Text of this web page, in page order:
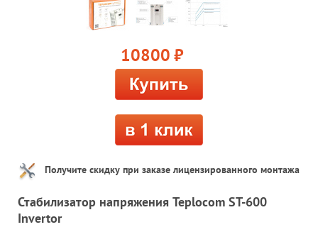
10800 руб.
Получите скидку при заказе лицензированного монтажа
Стабилизатор напряжения Teplocom ST-600
Invertor